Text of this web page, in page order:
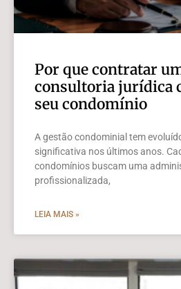
Por que contratar
consultoria jurídica
seu condomínio
A gestão condominial tem
significativa nos últimos anos.
condomínios buscam uma
profissionalizada,
LEIA MAIS »